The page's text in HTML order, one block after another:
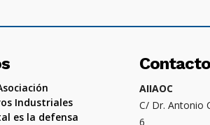
Industriales
es la defensa
Contacto
AIIAOC
C/ Dr. Antonio
6